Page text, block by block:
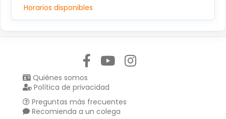
Horarios disponibles
Quiénes somos
Política de privacidad
Preguntas más frecuentes
Recomienda a un colega